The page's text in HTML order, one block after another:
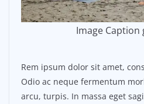
Image Caption
Rem ipsum dolor sit amet,
Odio ac neque fermentum
arcu, turpis. In massa eget